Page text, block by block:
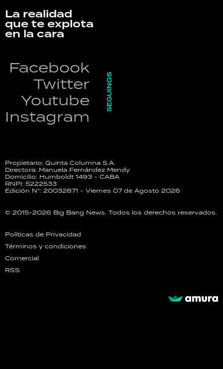
La realidad
que te explota
en la cara
Facebook
Twitter
Youtube
Instagram
SEGUINOS
Propietario: Quinta Columna S.A.
Directora: Manuela Fernández Mendy
Domicilio: Humboldt 1493 - CABA
RNPI: 5222533
Edición N°: 20032871 - Viernes 07 de Agosto 2026
© 2015-2026 Big Bang News. Todos los derechos reservados.
Políticas de Privacidad
Términos y condiciones
Comercial
RSS